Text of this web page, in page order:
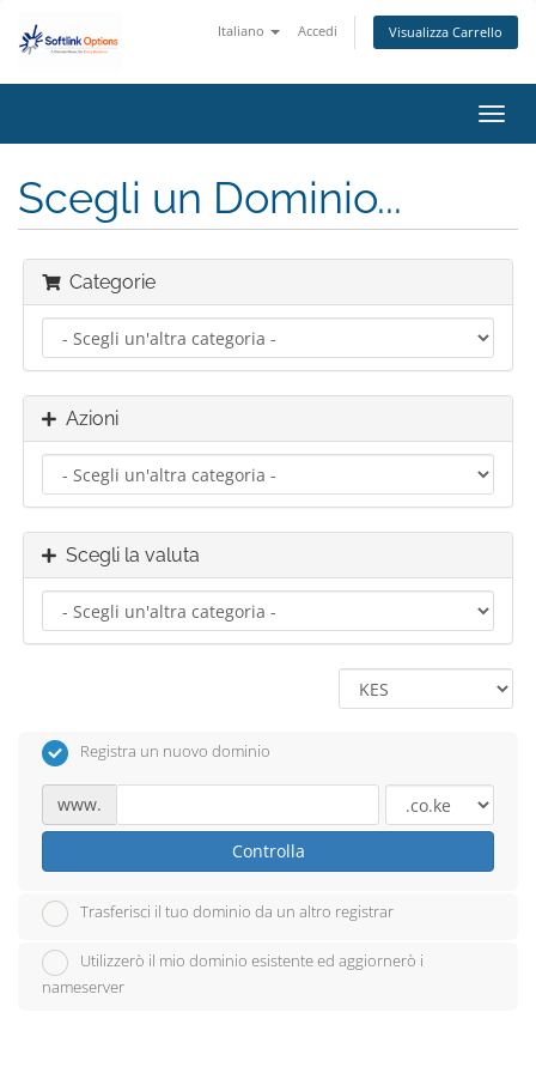
Italiano Accedi Visualizza Carrello
Attiva
Scegli un Dominio...
Categorie
Azioni
Scegli la valuta
Registra un nuovo dominio
www.
Controlla
Trasferisci il tuo dominio da un altro registrar
Utilizzerò il mio dominio esistente ed aggiornerò i
nameserver